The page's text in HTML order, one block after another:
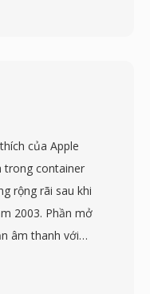
liệu quan
nằm trong
trơn tru trong
khăn về tính di
trợ nhiều kênh
chặt chẽ với
của Apple
trong container
rộng rãi sau khi
2003. Phần mở
âm thanh với
trình phát rằng